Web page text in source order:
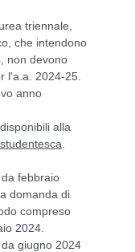
triennale,
che intendono
non devono
l'a.a. 2024-25.
anno
alla
febbraio
domanda di
compreso
2024.
giugno 2024